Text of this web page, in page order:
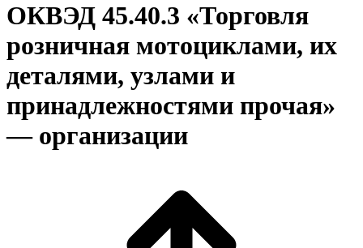
ОКВЭД 45.40.3 «Торговля
розничная мотоциклами, их
деталями, узлами и
принадлежностями прочая»
— организации